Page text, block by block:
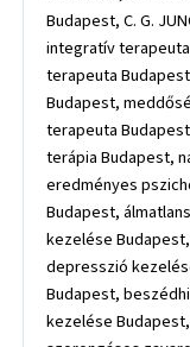
Budapest, C. G.
integratív
terapeuta
Budapest,
terapeuta
terápia Budapest,
eredményes
Budapest,
kezelése
depresszió
Budapest,
kezelése